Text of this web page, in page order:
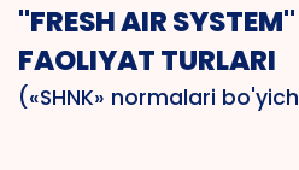
"FRESH AIR
FAOLIYAT TURLARI
(«SHNK» normalari